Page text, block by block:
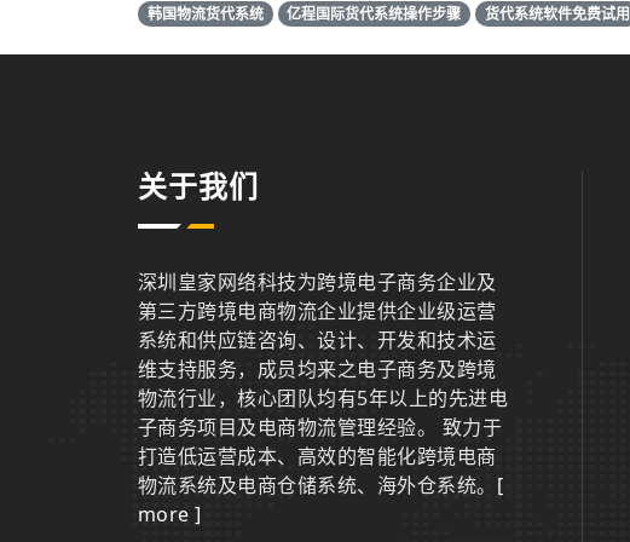
韩国物流货代系统 亿程国际货代系统操作步骤 货代系统软件免费试用
关于我们
深圳皇家网络科技为跨境电子商务企业及
第三方跨境电商物流企业提供企业级运营
系统和供应链咨询、设计、开发和技术运
维支持服务，成员均来之电子商务及跨境
物流行业，核心团队均有5年以上的先进电
子商务项目及电商物流管理经验。 致力于
打造低运营成本、高效的智能化跨境电商
物流系统及电商仓储系统、海外仓系统。 [
more ]